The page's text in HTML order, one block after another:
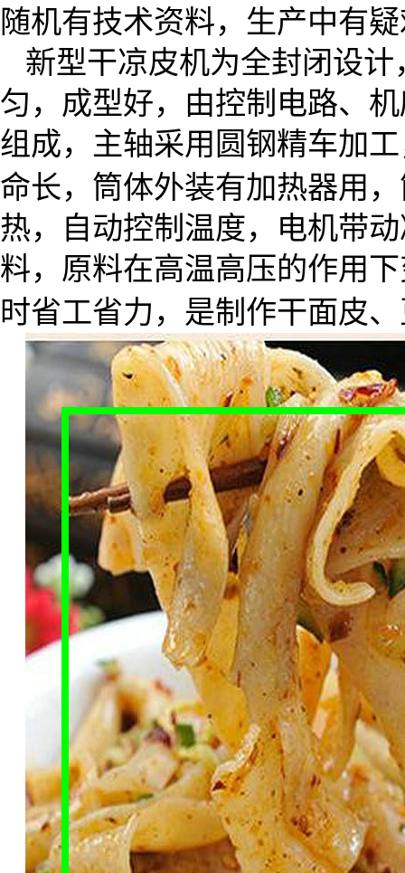
随机有技术资料，生产中有
新型干凉皮机为全封闭设
匀，成型好，由控制电路、
组成，主轴采用圆钢精车加
命长，筒体外装有加热器用
热，自动控制温度，电机带
料，原料在高温高压的作用
时省工省力，是制作干面皮